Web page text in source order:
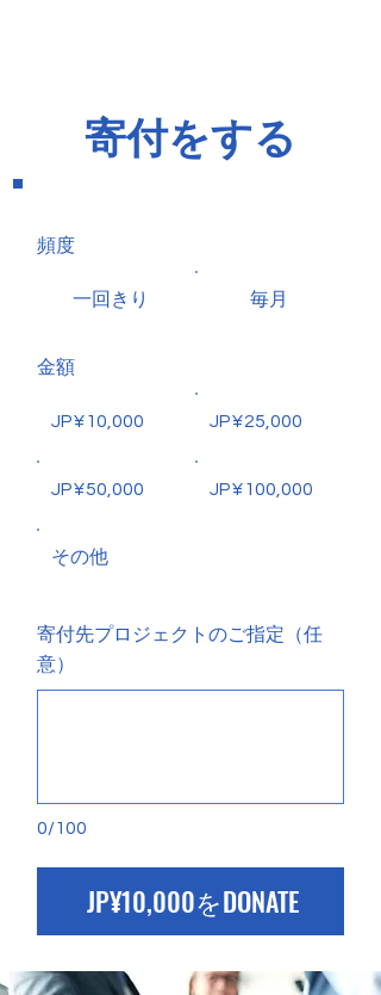
寄付をする
頻度
一回きり 毎月
金額
JP¥10,000 JP¥25,000
JP¥50,000 JP¥100,000
その他
0/100
寄付先プロジェクトのご指定（任
意）
JP¥10,000をDONATE